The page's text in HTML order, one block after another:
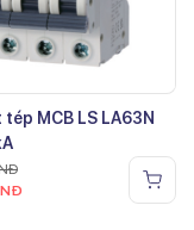
MCB LS LA63N